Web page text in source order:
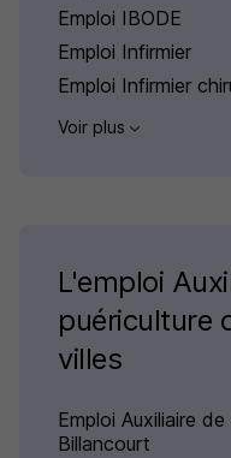
Emploi IBODE
Emploi Infirmier
Emploi Infirmier
Voir plus
L'emploi
puériculture
villes
Emploi Auxiliaire
Billancourt